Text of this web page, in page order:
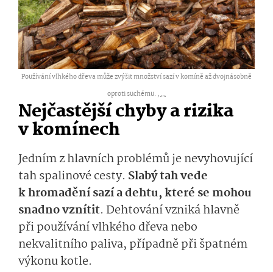
Používání vlhkého dřeva může zvýšit množství sazí v komíně až dvojnásobně
oproti suchému. ,...
Nejčastější chyby a rizika
v komínech
Jedním z hlavních problémů je nevyhovující
tah spalinové cesty. Slabý tah vede
k hromadění sazí a dehtu, které se mohou
snadno vznítit. Dehtování vzniká hlavně
při používání vlhkého dřeva nebo
nekvalitního paliva, případně při špatném
výkonu kotle.